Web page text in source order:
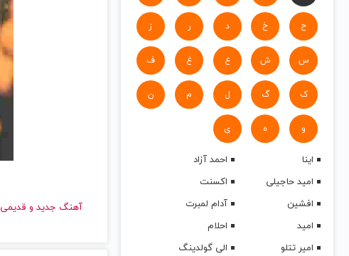
ح خ د ر ز
س ش ع غ ف
ک گ ل م ن
و ه ی
اینا
احمد آزاد
امید حاجیلی
اکسنت
افشین
آدام لمبرت
امید
احلام
امیر تتلو
الی گولدینگ
آهنگ جدید